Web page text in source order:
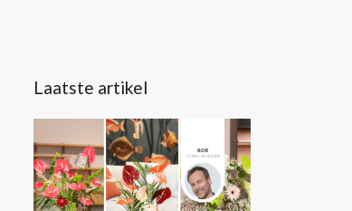
Laatste artikel